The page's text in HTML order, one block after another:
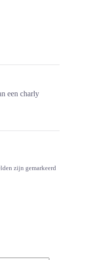
een charly
zijn gemarkeerd